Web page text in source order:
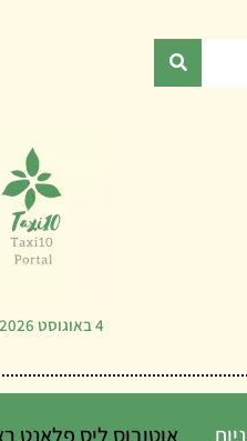
4 באוגוסט 2026 12:26
אוטובוס ליס פלאנט